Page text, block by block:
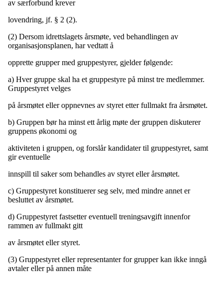
av særforbund krever
lovendring, jf. § 2 (2).
(2) Dersom idrettslagets årsmøte, ved behandlingen av
organisasjonsplanen, har vedtatt å
opprette grupper med gruppestyrer, gjelder følgende:
a) Hver gruppe skal ha et gruppestyre på minst tre medlemmer.
Gruppestyret velges
på årsmøtet eller oppnevnes av styret etter fullmakt fra årsmøtet.
b) Gruppen bør ha minst ett årlig møte der gruppen diskuterer
gruppens økonomi og
aktiviteten i gruppen, og forslår kandidater til gruppestyret, samt
gir eventuelle
innspill til saker som behandles av styret eller årsmøtet.
c) Gruppestyret konstituerer seg selv, med mindre annet er
besluttet av årsmøtet.
d) Gruppestyret fastsetter eventuell treningsavgift innenfor
rammen av fullmakt gitt
av årsmøtet eller styret.
(3) Gruppestyret eller representanter for grupper kan ikke inngå
avtaler eller på annen måte